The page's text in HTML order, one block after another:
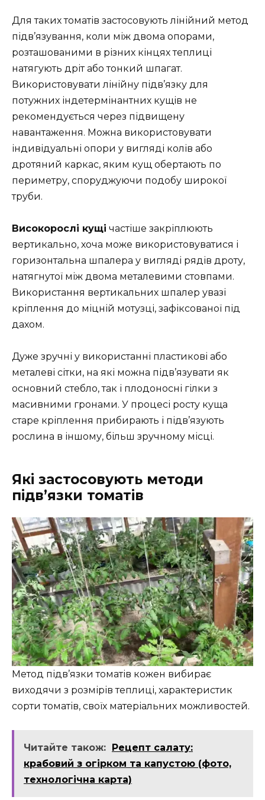
Для таких томатів застосовують лінійний метод
підв’язування, коли між двома опорами,
розташованими в різних кінцях теплиці
натягують дріт або тонкий шпагат.
Використовувати лінійну підв’язку для
потужних індетермінантних кущів не
рекомендується через підвищену
навантаження. Можна використовувати
індивідуальні опори у вигляді колів або
дротяний каркас, яким кущ обертають по
периметру, споруджуючи подобу широкої
труби.
Високорослі кущі частіше закріплюють
вертикально, хоча може використовуватися і
горизонтальна шпалера у вигляді рядів дроту,
натягнутої між двома металевими стовпами.
Використання вертикальних шпалер увазі
кріплення до міцній мотузці, зафіксованої під
дахом.
Дуже зручні у використанні пластикові або
металеві сітки, на які можна підв’язувати як
основний стебло, так і плодоносні гілки з
масивними гронами. У процесі росту куща
старе кріплення прибирають і підв’язують
рослина в іншому, більш зручному місці.
Які застосовують методи
підв’язки томатів
Метод підв’язки томатів кожен вибирає
виходячи з розмірів теплиці, характеристик
сорти томатів, своїх матеріальних можливостей.
Читайте також: Рецепт салату:
крабовий з огірком та капустою (фото,
технологічна карта)